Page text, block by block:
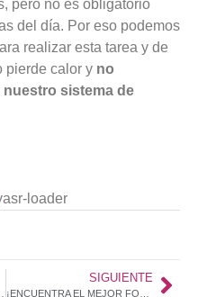
pero no es obligatorio
del día. Por eso podemos
realizar esta tarea y de
pierde calor y no
nuestro sistema de
SIGUIENTE